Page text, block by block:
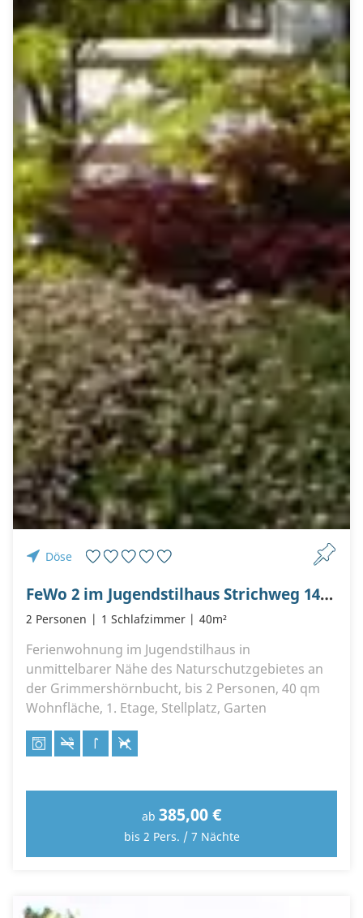
Döse
FeWo 2 im Jugendstilhaus Strichweg 143 / bis 3 Personen / 40 qm
2 Personen 1 Schlafzimmer 40m²
Ferienwohnung im Jugendstilhaus in
unmittelbarer Nähe des Naturschutzgebietes an
der Grimmershörnbucht, bis 2 Personen, 40 qm
Wohnfläche, 1. Etage, Stellplatz, Garten
ab 385,00 €
bis 2 Pers. / 7 Nächte